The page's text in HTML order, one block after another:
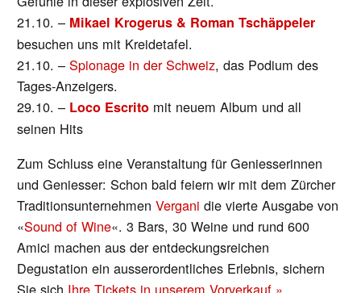
21.10. – Mikael Krogerus & Roman Tschäppeler
besuchen uns mit Kreidetafel.
21.10. –Spionage in der Schweiz, das Podium des
Tages-Anzeigers.
29.10. – Loco Escrito mit neuem Album und all
seinen Hits
Zum Schluss eine Veranstaltung für Geniesserinnen
und Geniesser: Schon bald feiern wir mit dem Zürcher
TraditionsunternehmenVergani die vierte Ausgabe von
«Sound of Wine«. 3 Bars, 30 Weine und rund 600
Amici machen aus der entdeckungsreichen
Degustation ein ausserordentliches Erlebnis, sichern
Sie sich Ihre Tickets in unserem Vorverkauf »